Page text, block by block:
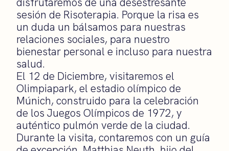
sesión de Risoterapia. Porque la risa es
un duda un bálsamos para nuestras
relaciones sociales, para nuestro
bienestar personal e incluso para nuestra
salud.
El 12 de Diciembre, visitaremos el
Olimpiapark, el estadio olímpico de
Múnich, construido para la celebración
de los Juegos Olímpicos de 1972, y
auténtico pulmón verde de la ciudad.
Durante la visita, contaremos con un guía